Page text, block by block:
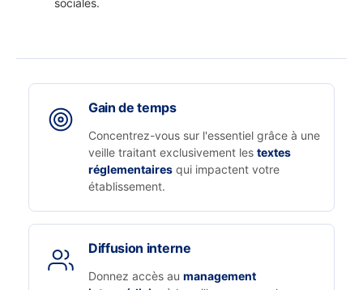
sociales.
Gain de temps
Concentrez-vous sur l'essentiel grâce à une
veille traitant exclusivement les textes
réglementaires qui impactent votre
établissement.
Diffusion interne
Donnez accès au management